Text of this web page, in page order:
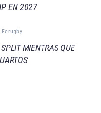
EN 2027
Ferugby
MIENTRAS QUE